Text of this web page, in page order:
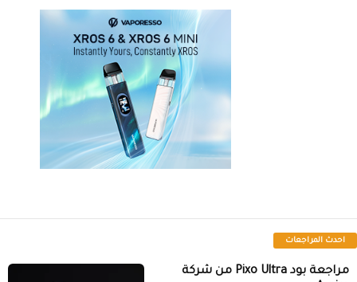
احدث المراجعات
مراجعة بود Pixo Ultra من شركة